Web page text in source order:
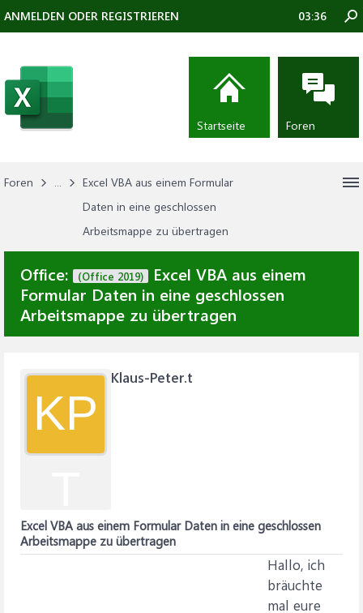
Foren ...
Excel VBA aus einem Formular
Daten in eine geschlossen
Arbeitsmappe zu übertragen
Office: (Office 2019)
Excel VBA aus einem
Formular Daten in eine geschlossen
Arbeitsmappe zu übertragen
KP
Klaus-Peter.t
Excel VBA aus einem Formular Daten in eine geschlossen
Arbeitsmappe zu übertragen
Hallo, ich
bräuchte
mal eure
ANMELDEN ODER REGISTRIEREN 03:36
Startseite Foren